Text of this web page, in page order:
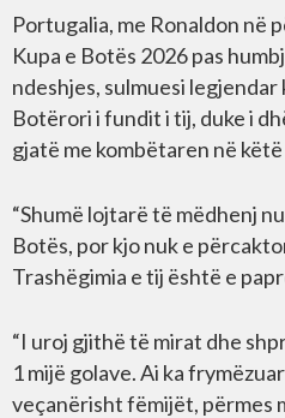
Portugalia, me Ronaldon në
Kupa e Botës 2026 pas
ndeshjes, sulmuesi
Botërori i fundit i tij, duke i
gjatë me kombëtaren në
“Shumë lojtarë të mëdhenj
Botës, por kjo nuk e
Trashëgimia e tij është e
“I uroj gjithë të mirat dhe
1 mijë golave. Ai ka
veçanërisht fëmijët, përmes